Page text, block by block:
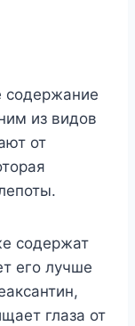
содержание
из видов
от
содержат
его лучше
глаза от